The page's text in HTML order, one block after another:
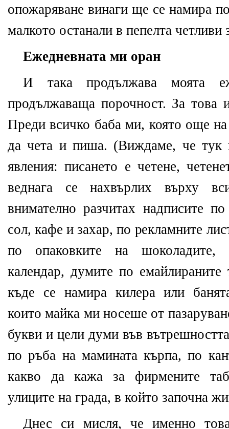
опожаряване винаги ще се намира
малкото останали в пепелта четливи
Ежедневната ми оран
И така продължава моята
продължаваща порочност. За това
Преди всичко баба ми, която още
да чета и пиша. (Виждаме, че тук
явления: писането е четене,
веднага се нахвърлих върху
внимателно разчитах надписите
сол, кафе и захар, по рекламните
по опаковките на шоколадите,
календар, думите по емайлираните
къде се намира килера или
които майка ми носеше от
букви и цели думи във
по ръба на мамината кърпа, по
какво да кажа за фирмените
улиците на града, в който започна
Днес си мисля, че именно